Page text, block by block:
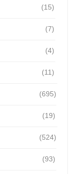
(15)
(7)
(4)
(11)
(695)
(19)
(524)
(93)